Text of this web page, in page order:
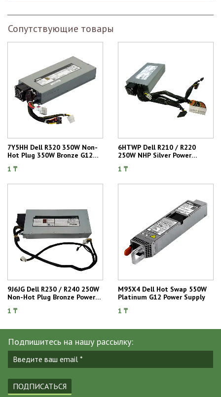
Сопутствующие товары
7Y5HH Dell R320 350W Non-
Hot Plug 350W Bronze G12
1 ₸
6HTWP Dell R210 / R220
250W NHP Silver Power
1 ₸
9J6JG Dell R230 / R240 250W
Non-Hot Plug Bronze Power
1 ₸
M95X4 Dell Hot Swap 550W
Platinum G12 Power Supply
1 ₸
Подпишитесь на нашу рассылку:
ПОДПИСАТЬСЯ